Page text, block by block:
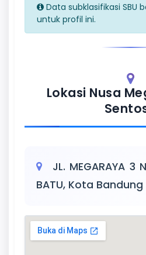
Data subklasifikasi SBU
untuk profil ini.
Lokasi Nusa
JL. MEGARAYA 3
BATU, Kota Bandung